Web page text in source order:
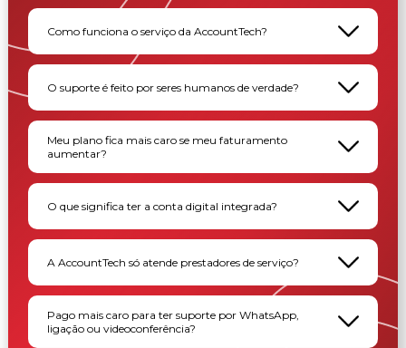
Como funciona o serviço da AccountTech?
O suporte é feito por seres humanos de verdade?
Meu plano fica mais caro se meu faturamento
aumentar?
O que significa ter a conta digital integrada?
A AccountTech só atende prestadores de serviço?
Pago mais caro para ter suporte por WhatsApp,
ligação ou videoconferência?